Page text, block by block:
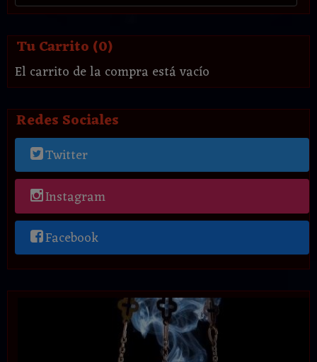
Tu Carrito (0)
El carrito de la compra está vacío
Redes Sociales
Twitter
Instagram
Facebook